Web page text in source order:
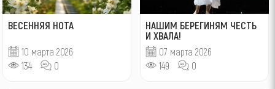
ВЕСЕННЯЯ НОТА
10 марта 2026
134
0
НАШИМ БЕРЕГИНЯМ ЧЕСТЬ
И ХВАЛА!
07 марта 2026
149
0